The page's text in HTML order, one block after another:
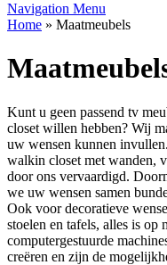
Navigation Menu
Home » Maatmeubels
Kunt u geen passend tv
closet willen hebben? Wij
uw wensen kunnen
walkin closet met wanden,
door ons vervaardigd.
we uw wensen samen
Ook voor decoratieve
stoelen en tafels, alles is op
computergestuurde
creëren en zijn de